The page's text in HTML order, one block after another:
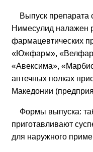
Выпуск
Нимесулид налажен
фармацевтических
«Южфарм»,
«Авексима»,
аптечных полках
Македонии
Формы выпуска:
приготавливают
для наружного